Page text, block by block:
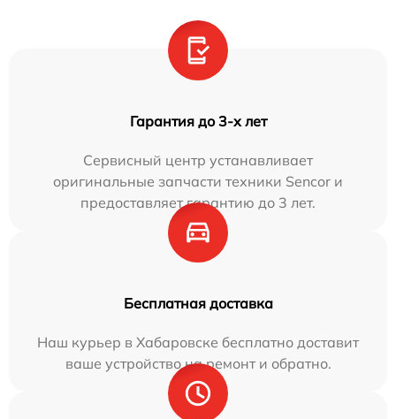
Гарантия до 3-х лет
Сервисный центр устанавливает
оригинальные запчасти техники Sencor и
предоставляет гарантию до 3 лет.
Бесплатная доставка
Наш курьер в Хабаровске бесплатно доставит
ваше устройство на ремонт и обратно.